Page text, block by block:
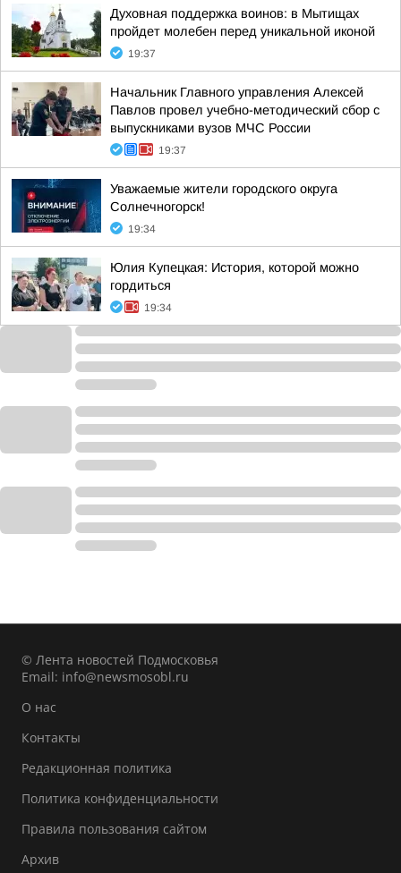
Духовная поддержка воинов: в Мытищах
пройдет молебен перед уникальной иконой
19:37
Начальник Главного управления Алексей
Павлов провел учебно-методический сбор с
выпускниками вузов МЧС России
19:37
Уважаемые жители городского округа
Солнечногорск!
19:34
Юлия Купецкая: История, которой можно
гордиться
19:34
© Лента новостей Подмосковья
Email: info@newsmosobl.ru
О нас
Контакты
Редакционная политика
Политика конфиденциальности
Правила пользования сайтом
Архив